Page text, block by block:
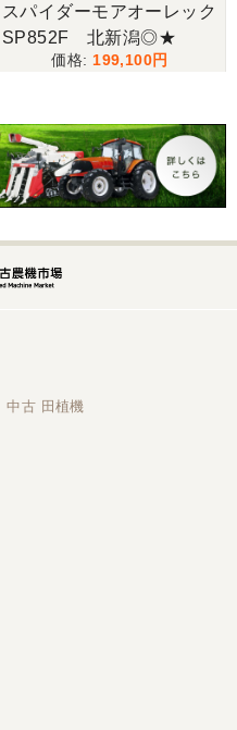
スパイダーモアオーレック
SP852F 北新潟◎★
199,100
中古 田植機